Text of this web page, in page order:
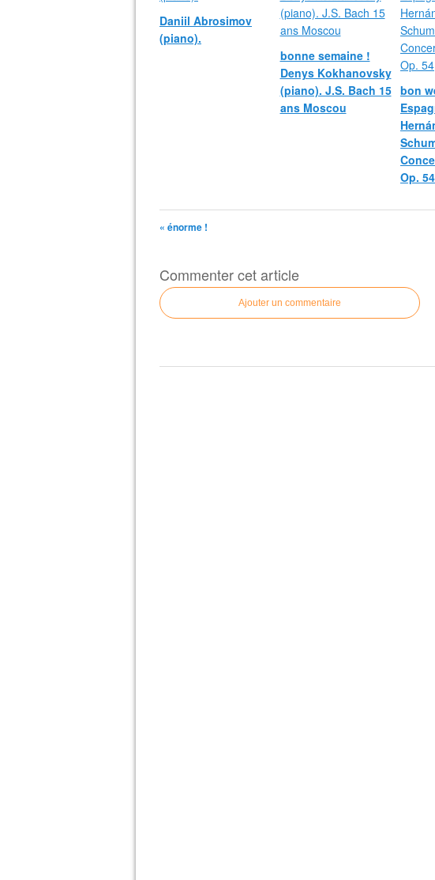
Daniil Abrosimov
(piano).
bonne semaine !
Denys Kokhanovsky
(piano). J.S. Bach 15
ans Moscou
bon
Op. 54
« énorme !
Commenter cet article
Ajouter un commentaire